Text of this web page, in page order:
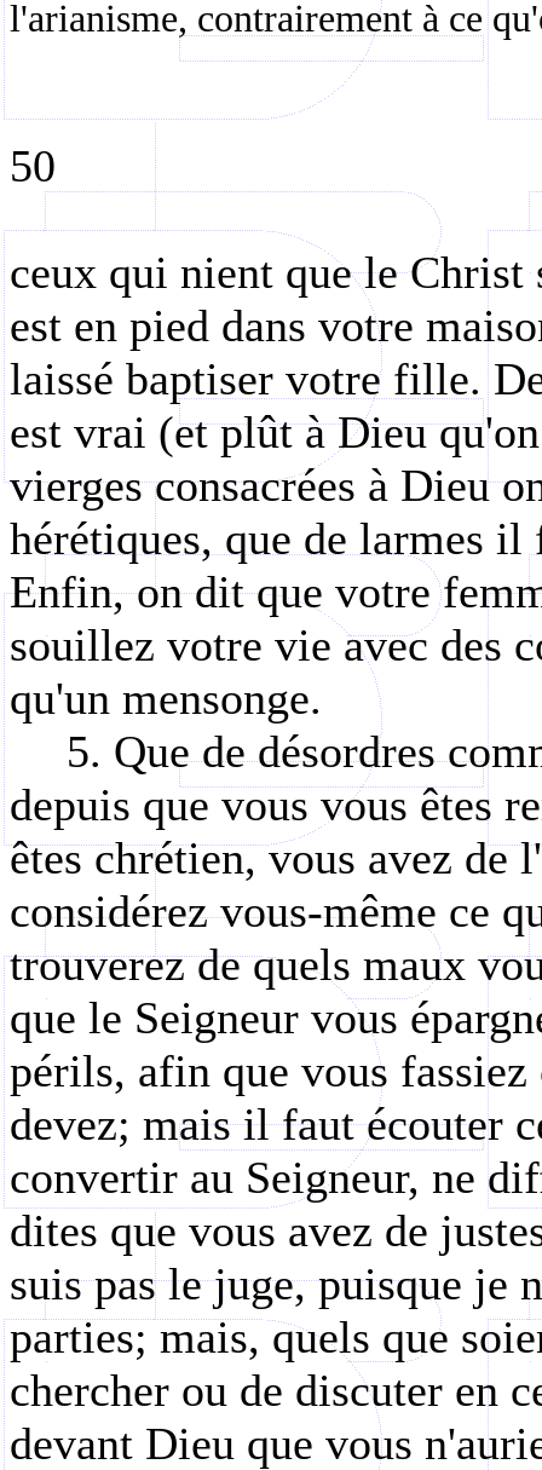
l'arianisme, contrairement à ce
50
ceux qui nient que le
est en pied dans votre
laissé baptiser votre fille.
est vrai (et plût à Dieu
vierges consacrées à Dieu
hérétiques, que de larmes
Enfin, on dit que votre
souillez votre vie avec des
qu'un mensonge.
5. Que de désordres
depuis que vous vous êtes
êtes chrétien, vous avez
considérez vous-même ce
trouverez de quels maux
que le Seigneur vous
périls, afin que vous
devez; mais il faut écouter
convertir au Seigneur, ne
dites que vous avez de
suis pas le juge, puisque je
parties; mais, quels que
chercher ou de discuter en
devant Dieu que vous